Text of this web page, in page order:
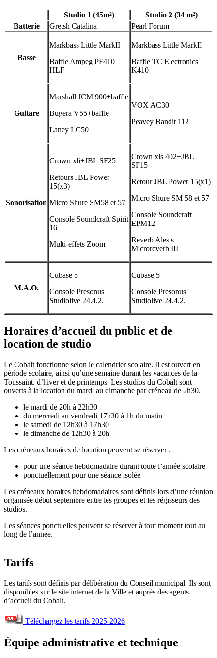
Studio 1 (45m²)
Studio 2 (34 m²)
Batterie
Gretsh Catalina Pearl Forum
Basse
Markbass Little MarkII
Baffle Ampeg PF410
HLF
Markbass Little MarkII
Baffle TC Electronics
K410
Guitare
Marshall JCM 900+baffle
Bugera V55+baffle
Laney LC50
VOX AC30
Peavey Bandit 112
Sonorisation
Crown xli+JBL SF25
Retours JBL Power
15(x3)
Micro Shure SM58 et 57
Console Soundcraft Spirit
16
Multi-effets Zoom
Crown xls 402+JBL
SF15
Retour JBL Power 15(x1)
Micro Shure SM 58 et 57
Console Soundcraft
EPM12
Reverb Alesis
Microreverb III
M.A.O.
Cubase 5
Console Presonus
Studiolive 24.4.2.
Cubase 5
Console Presonus
Studiolive 24.4.2.
Horaires d’accueil du public et de
location de studio
Le Cobalt fonctionne selon le calendrier scolaire. Il est ouvert en
période scolaire, ainsi qu’une semaine durant les vacances de la
Toussaint, d’hiver et de printemps. Les studios du Cobalt sont
ouverts à la location du mardi au dimanche par créneau de 2h30.
le mardi de 20h à 22h30
du mercredi au vendredi 17h30 à 1h du matin
le samedi de 12h30 à 17h30
le dimanche de 12h30 à 20h
Les créneaux horaires de location peuvent se réserver :
pour une séance hebdomadaire durant toute l’année scolaire
ponctuellement pour une séance isolée
Les créneaux horaires hebdomadaires sont définis lors d’une réunion
organisée début septembre entre les groupes et les régisseurs des
studios.
Les séances ponctuelles peuvent se réserver à tout moment tout au
long de l’année.
Tarifs
Les tarifs sont définis par délibération du Conseil municipal. Ils sont
disponibles sur le site internet de la Ville et auprès des agents
d’accueil du Cobalt.
Téléchargez les tarifs 2025-2026
Équipe administrative et technique